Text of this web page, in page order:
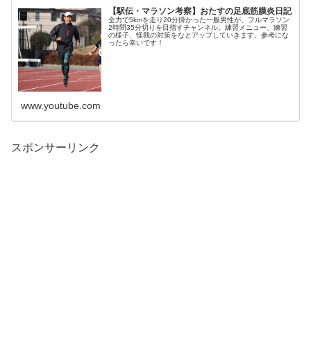
【駅伝・マラソン考察】おたすの足底筋膜炎日記
全力で5kmを走り20分掛かった一般男性が、フルマラソン
2時間35分切りを目指すチャンネル。練習メニュー、練習
の様子、怪我の対策をなとアップしていきます。参考にな
ったら幸いです！
www.youtube.com
スポンサーリンク